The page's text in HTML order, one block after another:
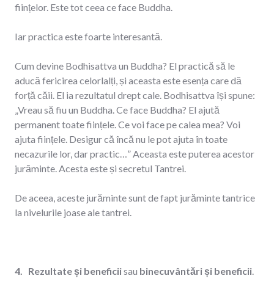
ființelor. Este tot ceea ce face Buddha.
Iar practica este foarte interesantă.
Cum devine Bodhisattva un Buddha? El practică să le
aducă fericirea celorlalți, și aceasta este esența care dă
forță căii. El ia rezultatul drept cale. Bodhisattva își spune:
„Vreau să fiu un Buddha. Ce face Buddha? El ajută
permanent toate ființele. Ce voi face pe calea mea? Voi
ajuta ființele. Desigur că încă nu le pot ajuta în toate
necazurile lor, dar practic…” Aceasta este puterea acestor
jurăminte. Acesta este și secretul Tantrei.
De aceea, aceste jurăminte sunt de fapt jurăminte tantrice
la nivelurile joase ale tantrei.
4. Rezultate și beneficiisau binecuvântări și beneficii.